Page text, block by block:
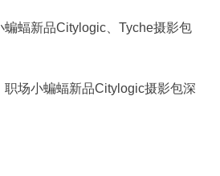
蝙蝠新品Citylogic、Tyche摄影包
职场小蝙蝠新品Citylogic摄影包深